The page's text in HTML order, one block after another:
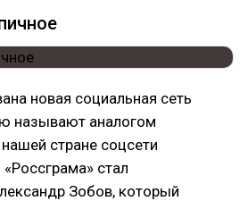
новая социальная сеть
называют аналогом
стране соцсети
стал
Зобов, который